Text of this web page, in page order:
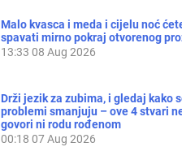
Malo kvasca i meda i cijelu noć
spavati mirno pokraj otvorenog
13:33 08 Aug 2026
Drži jezik za zubima, i gledaj kako
problemi smanjuju – ove 4 stvari
govori ni rodu rođenom
00:18 07 Aug 2026